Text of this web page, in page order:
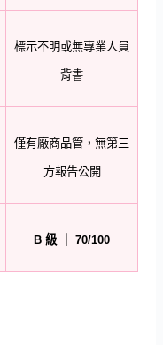
標示不明或無專業人員
背書
僅有廠商品管，無第三
方報告公開
B 級 ｜ 70/100